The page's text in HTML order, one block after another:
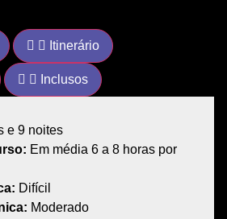
Itinerário
Inclusos
e 9 noites
Em média 6 a 8 horas por
Difícil
Moderado